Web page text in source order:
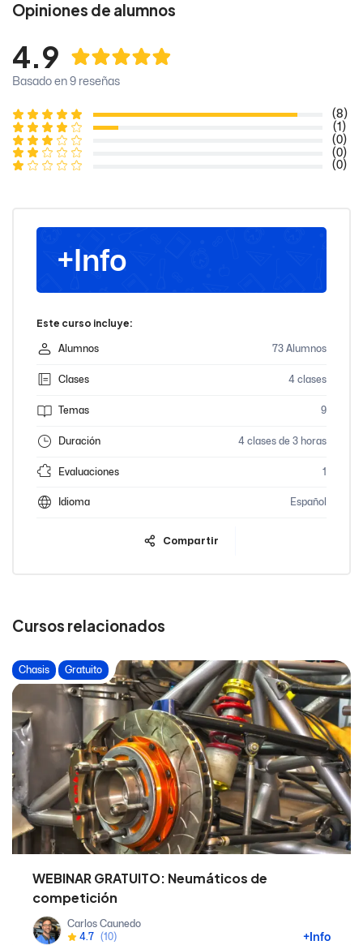
Opiniones de alumnos
4.9
Basado en 9 reseñas
(8)
(1)
(0)
(0)
(0)
+Info
Este curso incluye:
Alumnos 73 Alumnos
Clases 4 clases
Temas 9
Duración 4 clases de 3 horas
Evaluaciones 1
Idioma Español
Compartir
Cursos relacionados
Chasis Gratuito
WEBINAR GRATUITO: Neumáticos de
competición
Carlos Caunedo
4.7 (10) +Info